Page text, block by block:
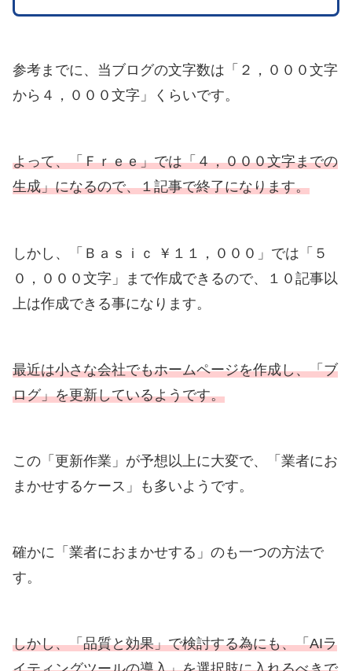
参考までに、当ブログの文字数は「２，０００文字
から４，０００文字」くらいです。
よって、「Ｆｒｅｅ」では「４，０００文字までの
生成」になるので、１記事で終了になります。
しかし、「Ｂａｓｉｃ ￥１１，０００」では「５
０，０００文字」まで作成できるので、１０記事以
上は作成できる事になります。
最近は小さな会社でもホームページを作成し、「ブ
ログ」を更新しているようです。
この「更新作業」が予想以上に大変で、「業者にお
まかせするケース」も多いようです。
確かに「業者におまかせする」のも一つの方法で
す。
しかし、「品質と効果」で検討する為にも、「AIラ